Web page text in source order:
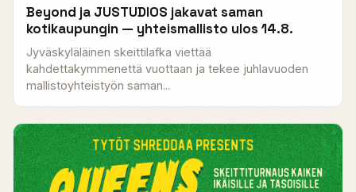
Beyond ja JUSTUDIOS jakavat saman
kotikaupungin — yhteismallisto ulos 14.8.
Jyväskyläläinen skeittilafka viettää
kahdettakymmenettä vuottaan ja tekee juhlavuoden
mallistoyhteistyön saman...